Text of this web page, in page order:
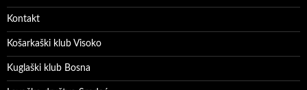
Kontakt
Košarkaški klub Visoko
Kuglaški klub Bosna